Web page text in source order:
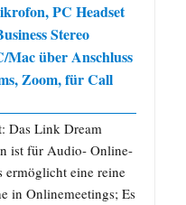
PC Headset
Stereo
Mac über Anschluss
Zoom, für Call
Das Link Dream
ist für Audio- Online-
ermöglicht eine reine
in Onlinemeetings; Es